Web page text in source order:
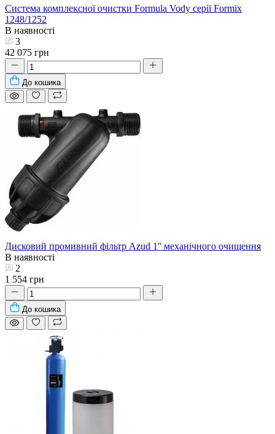
Система комплексної очистки Formula Vody серії Formix
1248/1252
В наявності
3
42 075 грн
До кошика
Дисковий промивний фільтр Azud 1'' механічного очищення
В наявності
2
1 554 грн
До кошика